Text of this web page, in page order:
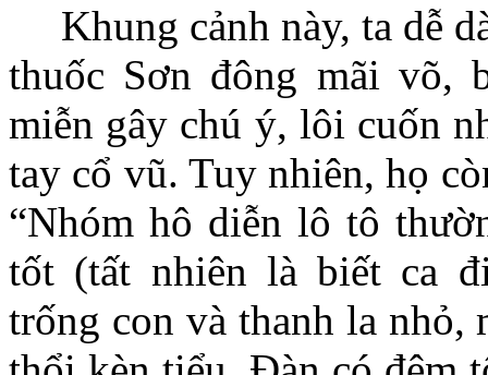
Khung cảnh này, ta dễ
thuốc Sơn đông mãi võ,
miễn gây chú ý, lôi cuốn
tay cổ vũ. Tuy nhiên, họ
“Nhóm hô diễn lô tô
tốt (tất nhiên là biết ca
trống con và thanh la